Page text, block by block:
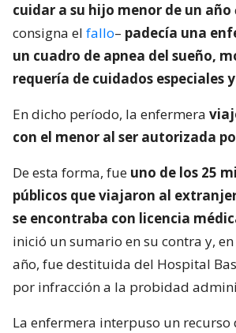
cuidar a su hijo menor de un año
consigna el fallo– padecía una
un cuadro de apnea del sueño,
requería de cuidados especiales
En dicho período, la enfermera
con el menor al ser autorizada
De esta forma, fue uno de los 25
públicos que viajaron al
se encontraba con licencia
inició un sumario en su contra y,
año, fue destituida del Hospital
por infracción a la probidad
La enfermera interpuso un recurso